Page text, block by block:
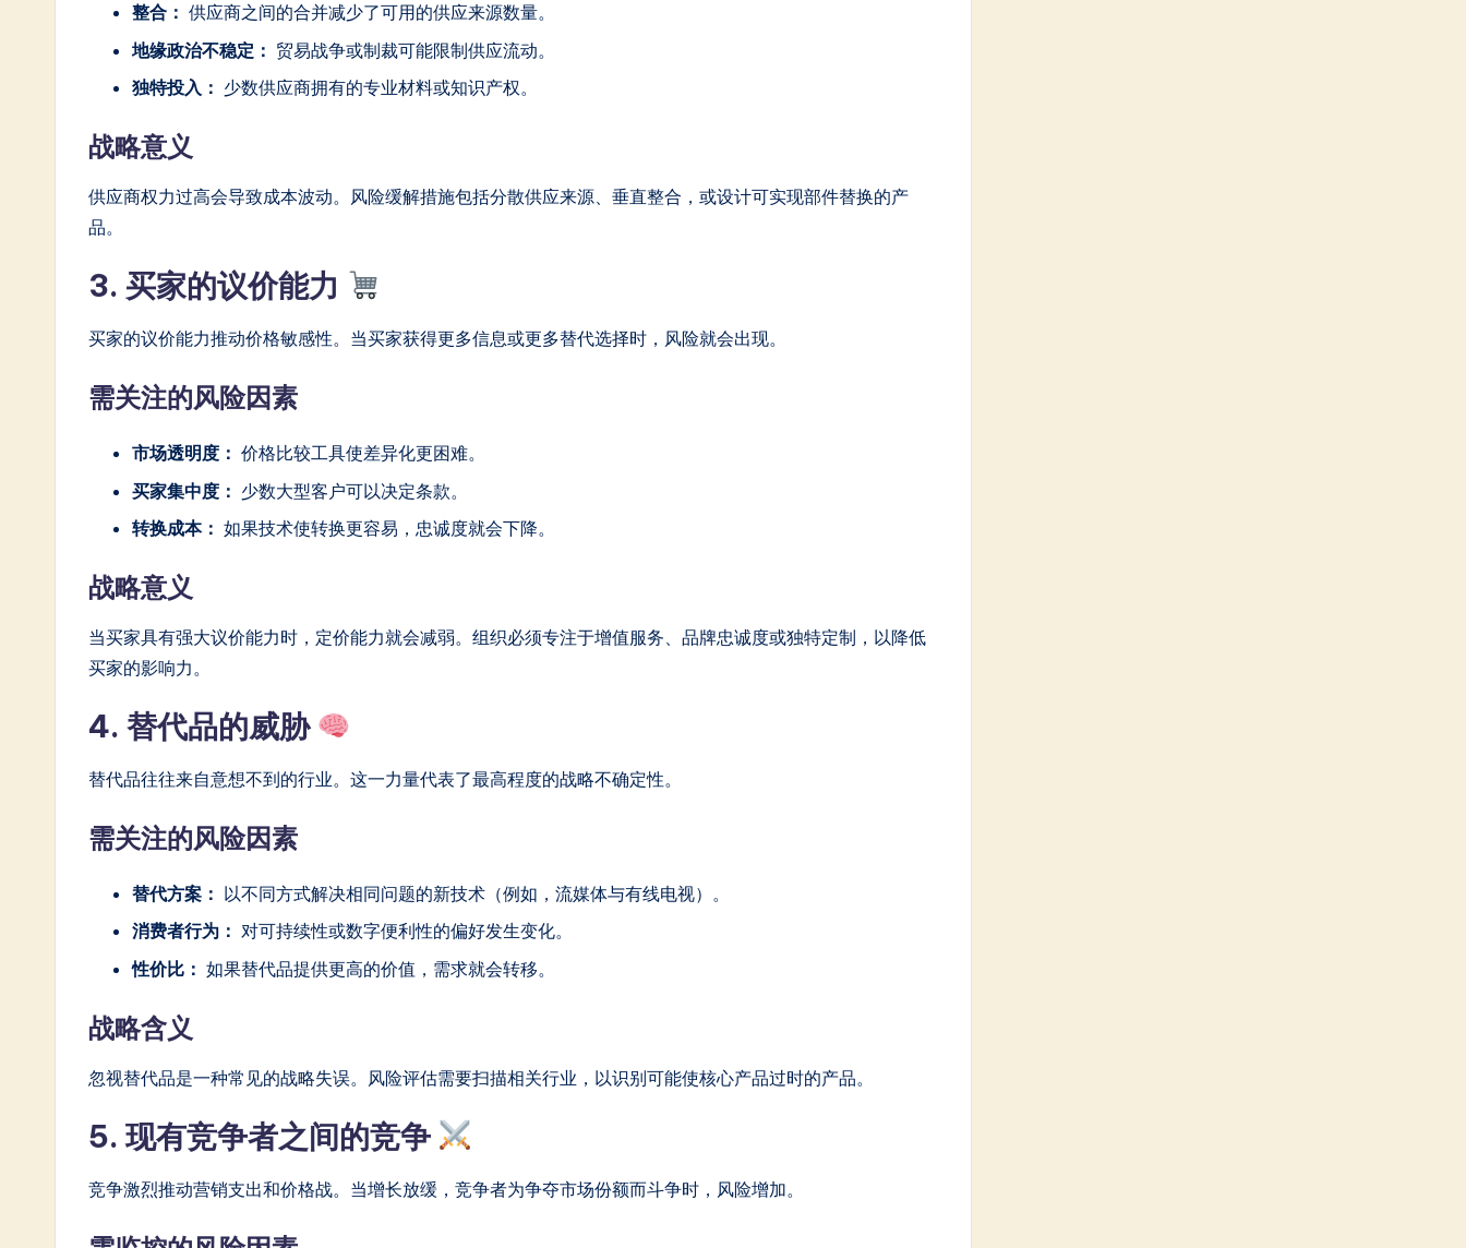
整合： 供应商之间的合并减少了可用的供应来源数量。
地缘政治不稳定： 贸易战争或制裁可能限制供应流动。
独特投入： 少数供应商拥有的专业材料或知识产权。
战略意义
供应商权力过高会导致成本波动。风险缓解措施包括分散供应来源、垂直整合，或设计可实现部件替换的产
品。
3. 买家的议价能力
买家的议价能力推动价格敏感性。当买家获得更多信息或更多替代选择时，风险就会出现。
需关注的风险因素
市场透明度： 价格比较工具使差异化更困难。
买家集中度： 少数大型客户可以决定条款。
转换成本： 如果技术使转换更容易，忠诚度就会下降。
战略意义
当买家具有强大议价能力时，定价能力就会减弱。组织必须专注于增值服务、品牌忠诚度或独特定制，以降低
买家的影响力。
4. 替代品的威胁
替代品往往来自意想不到的行业。这一力量代表了最高程度的战略不确定性。
需关注的风险因素
替代方案： 以不同方式解决相同问题的新技术（例如，流媒体与有线电视）。
消费者行为： 对可持续性或数字便利性的偏好发生变化。
性价比： 如果替代品提供更高的价值，需求就会转移。
战略含义
忽视替代品是一种常见的战略失误。风险评估需要扫描相关行业，以识别可能使核心产品过时的产品。
5. 现有竞争者之间的竞争
竞争激烈推动营销支出和价格战。当增长放缓，竞争者为争夺市场份额而斗争时，风险增加。